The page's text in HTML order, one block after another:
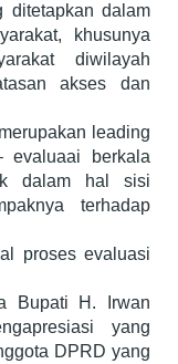
ditetapkan dalam
khusunya
diwilayah
akses dan
leading
evaluaai berkala
dalam hal sisi
terhadap
proses evaluasi
Bupati H. Irwan
yang
DPRD yang